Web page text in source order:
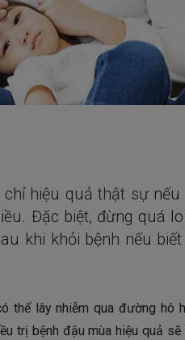
hiệu quả thật sự
Đặc biệt, đừng quá
khi khỏi bệnh nếu
thể lây nhiễm qua đường
trị bệnh đậu mùa hiệu quả